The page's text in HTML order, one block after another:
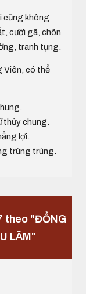
cũng không
cưới gã, chôn
tranh tụng.
Viên, có thể
thủy chung.
lợi.
trùng trùng.
theo "ĐỔNG
LÃM"